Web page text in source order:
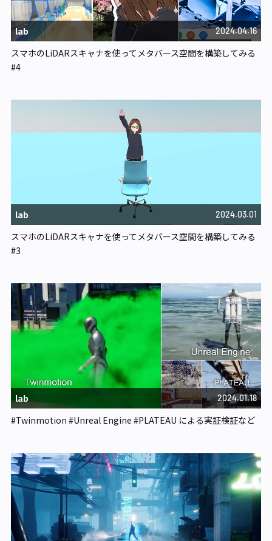
lab 2024.04.16
スマホのLiDARスキャナを使ってメタバース空間を構築してみる
#4
lab 2024.03.01
スマホのLiDARスキャナを使ってメタバース空間を構築してみる
#3
lab 2024.01.18
#Twinmotion #Unreal Engine #PLATEAU による実証検証など